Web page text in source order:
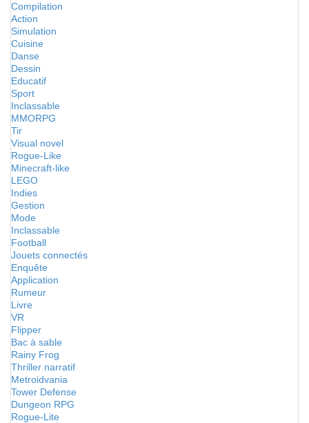
Compilation
Action
Simulation
Cuisine
Danse
Dessin
Educatif
Sport
Inclassable
MMORPG
Tir
Visual novel
Rogue-Like
Minecraft-like
LEGO
Indies
Gestion
Mode
Inclassable
Football
Jouets connectés
Enquête
Application
Rumeur
Livre
VR
Flipper
Bac à sable
Rainy Frog
Thriller narratif
Metroidvania
Tower Defense
Dungeon RPG
Rogue-Lite